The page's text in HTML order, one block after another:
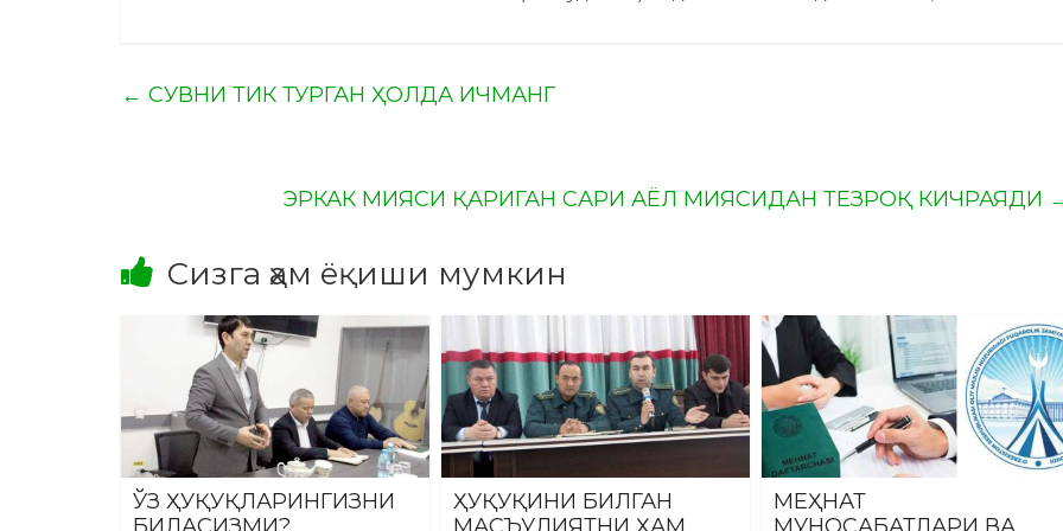
← СУВНИ ТИК ТУРГАН ҲОЛДА ИЧМАНГ
ЭРКАК МИЯСИ ҚАРИГАН САРИ АЁЛ МИЯСИДАН ТЕЗРОҚ КИЧРАЯДИ
Сизга ҳам ёқиши мумкин
ЎЗ ҲУҚУҚЛАРИНГИЗНИ
ҲУҚУҚИНИ БИЛГАН
МЕҲНАТ